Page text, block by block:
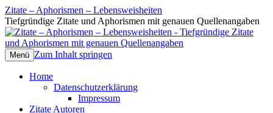
Zitate – Aphorismen – Lebensweisheiten
Tiefgründige Zitate und Aphorismen mit genauen Quellenangaben
Menü Zum Inhalt springen
Home
Datenschutzerklärung
Impressum
Zitate Autoren